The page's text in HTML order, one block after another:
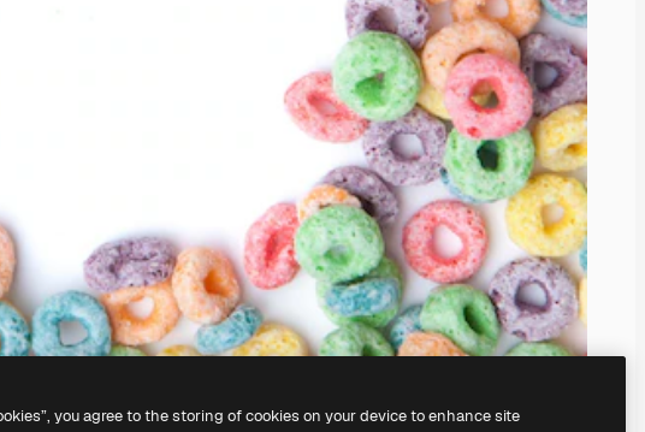
you agree to the storing of cookies on your device to enhance site